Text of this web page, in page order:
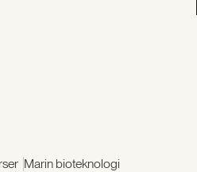
Marin bioteknologi